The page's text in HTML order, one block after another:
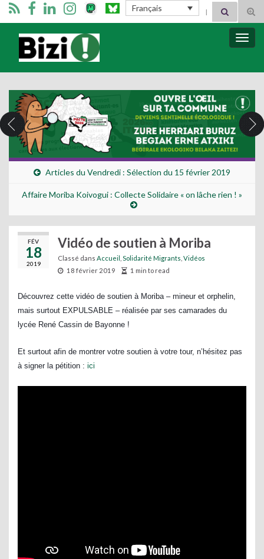
Français Search for:
Bizimugi
Articles du Vendredi : Sélection du 15 février 2019
Affaire Moriba Koivogui : Collecte Solidaire « on lâche rien ! »
FÉV
18
2019
Vidéo de soutien à Moriba
Classé dans Accueil Solidarité Migrants Vidéos
18 février 2019
1 min to read
Découvrez cette vidéo de soutien à Moriba – mineur et orphelin,
mais surtout EXPULSABLE – réalisée par ses camarades du
lycée René Cassin de Bayonne !
Et surtout afin de montrer votre soutien à votre tour, n’hésitez pas
à signer la pétition : ici